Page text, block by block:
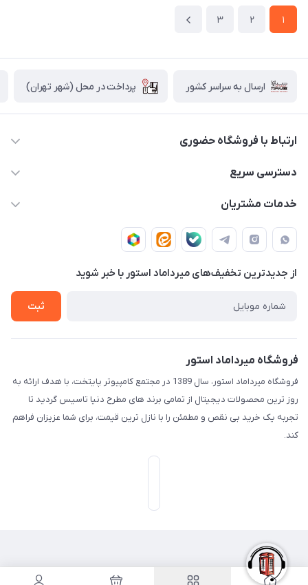
1
2
3
ارسال به سراسر کشور پرداخت در محل (شهر تهران)
ارتباط با فروشگاه حضوری
02188874370 - 02188874371
پایتخت - طبقه اول - واحد 172
دسترسی سریع
صـفـحـه اصـلـی
دربـاره مـیـردامـاد اسـتـور
خدمات مشتریان
قـوانـیـن و مـقـررات
روش هـای پـرداخـت
تـیـکـت بـه پـشـتـیـبـانـی
از جدید‌ترین تخفیف‌های میرداماد استور با‌ خبر شوید
ثبت
فروشگاه میرداماد استور
فروشگاه میرداماد استور، سال 1389 در مجتمع کامپیوتر پایتخت، با هدف ارائه به
روز ترین محصولات دیجیتال از تمامی برند های مطرح دنیا تاسیس گردید تا
تجربه یک خرید بی نقص و مطمئن را با نازل ترین قیمت، برای شما عزیزان فراهم
کند.